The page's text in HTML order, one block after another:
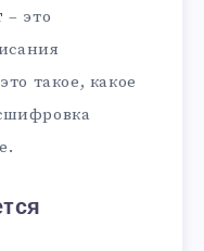
– это
такое, какое